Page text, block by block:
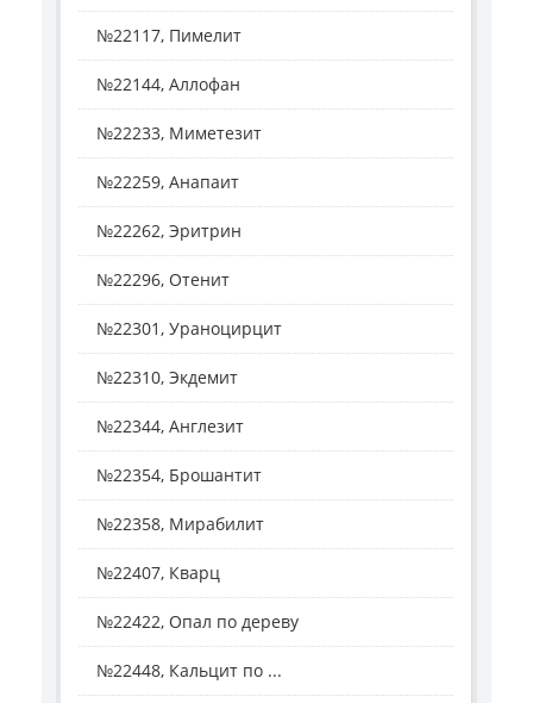
№22117, Пимелит
№22144, Аллофан
№22233, Миметезит
№22259, Анапаит
№22262, Эритрин
№22296, Отенит
№22301, Ураноцирцит
№22310, Экдемит
№22344, Англезит
№22354, Брошантит
№22358, Мирабилит
№22407, Кварц
№22422, Опал по дереву
№22448, Кальцит по ...